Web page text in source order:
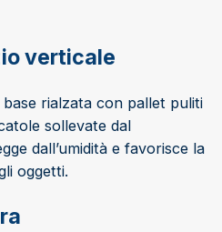
verticale
rialzata con pallet puliti
sollevate dal
dall’umidità e favorisce la
oggetti.